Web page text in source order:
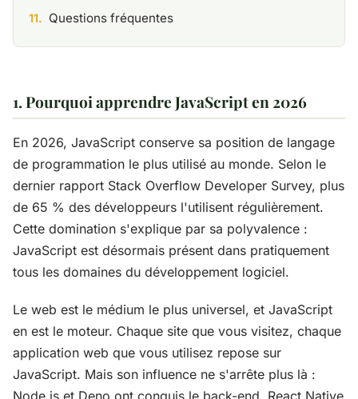
Questions fréquentes
1. Pourquoi apprendre JavaScript en 2026
En 2026, JavaScript conserve sa position de langage
de programmation le plus utilisé au monde. Selon le
dernier rapport Stack Overflow Developer Survey, plus
de 65 % des développeurs l'utilisent régulièrement.
Cette domination s'explique par sa polyvalence :
JavaScript est désormais présent dans pratiquement
tous les domaines du développement logiciel.
Le web est le médium le plus universel, et JavaScript
en est le moteur. Chaque site que vous visitez, chaque
application web que vous utilisez repose sur
JavaScript. Mais son influence ne s'arrête plus là :
Node.js et Deno ont conquis le back-end, React Native